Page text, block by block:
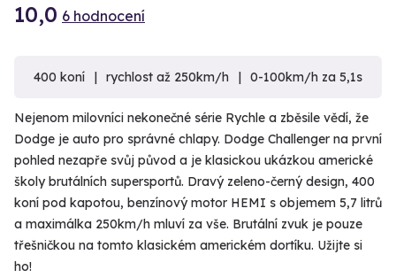
10,0 6 hodnocení
400 koní rychlost až 250km/h 0-100km/h za 5,1s
Nejenom milovníci nekonečné série Rychle a zběsile vědí, že
Dodge je auto pro správné chlapy. Dodge Challenger na první
pohled nezapře svůj původ a je klasickou ukázkou americké
školy brutálních supersportů. Dravý zeleno-černý design, 400
koní pod kapotou, benzínový motor HEMI s objemem 5,7 litrů
a maximálka 250km/h mluví za vše. Brutální zvuk je pouze
třešničkou na tomto klasickém americkém dortíku. Užijte si
ho!